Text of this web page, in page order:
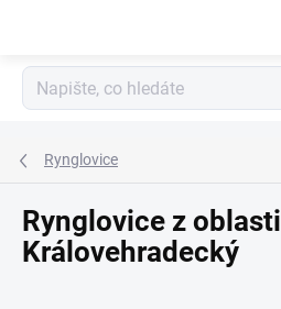
Rynglovice
Rynglovice z oblasti
Královehradecký